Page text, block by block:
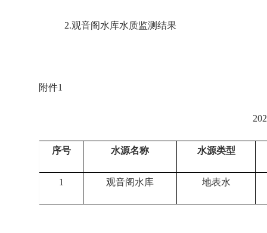
2.观音阁水库水质监测结果
附件1
序号 水源名称 水源类型
1 观音阁水库 地表水